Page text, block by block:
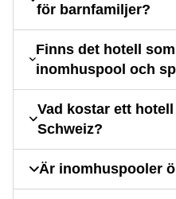
för barnfamiljer?
Finns det hotell
inomhuspool och
Vad kostar ett
Schweiz?
Är inomhuspooler